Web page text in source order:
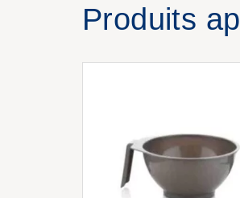
Produits